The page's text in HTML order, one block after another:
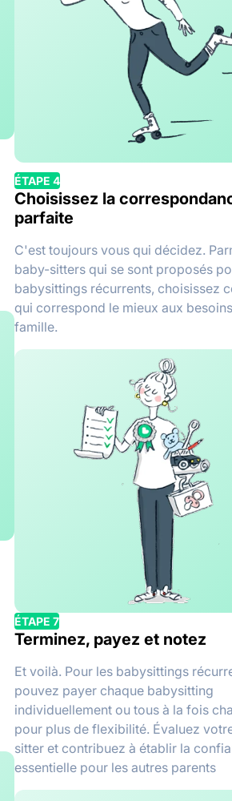
ÉTAPE 4
Choisissez la
parfaite
C'est toujours vous qui décidez.
baby-sitters qui se sont proposés
babysittings récurrents, choisissez
qui correspond le mieux aux
famille.
ÉTAPE 7
Terminez, payez et notez
Et voilà. Pour les babysittings
pouvez payer chaque babysitting
individuellement ou tous à la fois
pour plus de flexibilité. Évaluez
sitter et contribuez à établir la
essentielle pour les autres parents